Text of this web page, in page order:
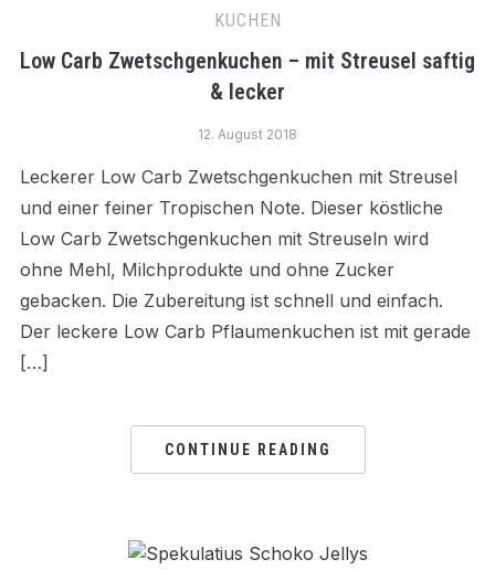
KUCHEN
Low Carb Zwetschgenkuchen – mit Streusel saftig
& lecker
12. August 2018
Leckerer Low Carb Zwetschgenkuchen mit Streusel
und einer feiner Tropischen Note. Dieser köstliche
Low Carb Zwetschgenkuchen mit Streuseln wird
ohne Mehl, Milchprodukte und ohne Zucker
gebacken. Die Zubereitung ist schnell und einfach.
Der leckere Low Carb Pflaumenkuchen ist mit gerade
[…]
CONTINUE READING